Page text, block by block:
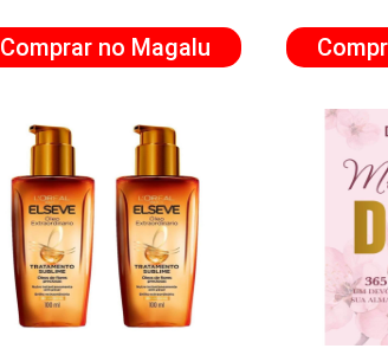
Comprar no Magalu